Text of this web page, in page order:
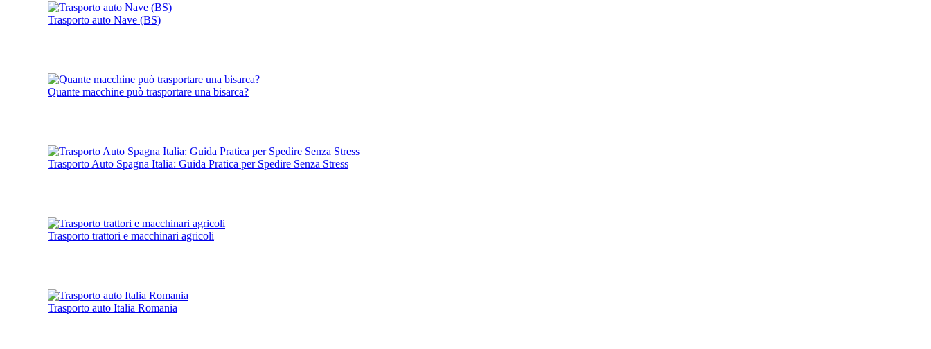
Trasporto auto Nave (BS)
Quante macchine può trasportare una bisarca?
Trasporto Auto Spagna Italia: Guida Pratica per Spedire Senza Stress
Trasporto trattori e macchinari agricoli
Trasporto auto Italia Romania